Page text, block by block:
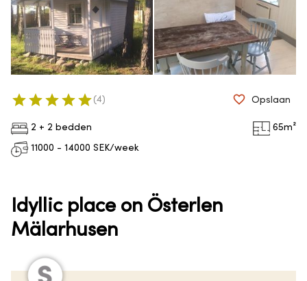
2 + 2 bedden 65m²
11000 - 14000 SEK/week
(4 ) Opslaan
Idyllic place on Österlen
Mälarhusen